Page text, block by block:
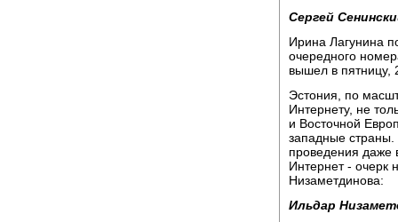
Сергей
Ирина Лагунина
очередного
вышел в пятницу,
Эстония, по
Интернету, не
и Восточной
западные страны.
проведения даже
Интернет - очерк
Низаметдинова:
Ильдар